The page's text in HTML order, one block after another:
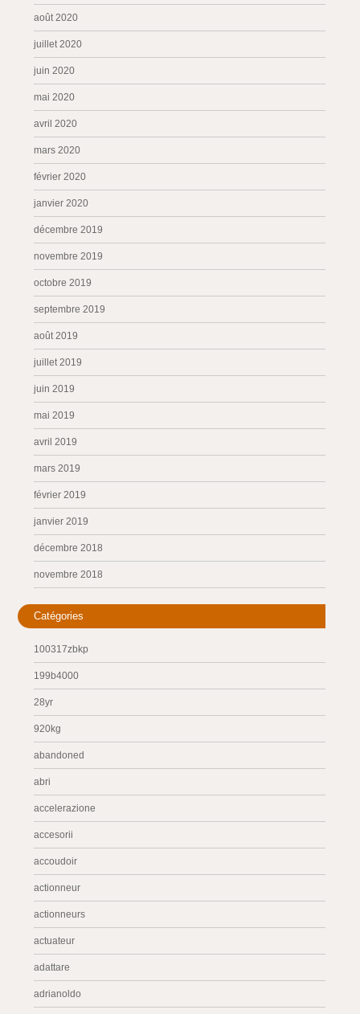
août 2020
juillet 2020
juin 2020
mai 2020
avril 2020
mars 2020
février 2020
janvier 2020
décembre 2019
novembre 2019
octobre 2019
septembre 2019
août 2019
juillet 2019
juin 2019
mai 2019
avril 2019
mars 2019
février 2019
janvier 2019
décembre 2018
novembre 2018
Catégories
100317zbkp
199b4000
28yr
920kg
abandoned
abri
accelerazione
accesorii
accoudoir
actionneur
actionneurs
actuateur
adattare
adrianoldo